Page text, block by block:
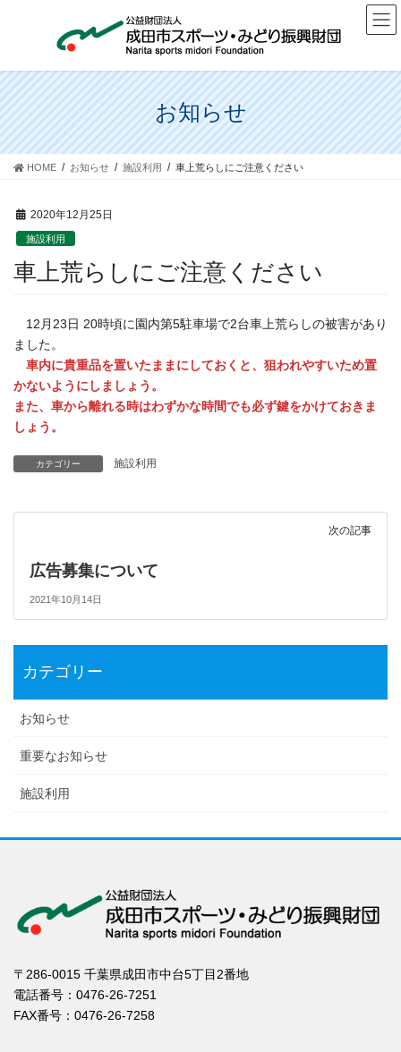
ツ
に
移
動
シ
ョ
ン
に
移
お知らせ
HOME お知らせ 施設利用 車上荒らしにご注意ください
2020年12月25日
施設利用
車上荒らしにご注意ください
12月23日 20時頃に園内第5駐車場で2台車上荒らしの被害があり
ました。
車内に貴重品を置いたままにしておくと、狙われやすいため置
かないようにしましょう。
また、車から離れる時はわずかな時間でも必ず鍵をかけておきま
しょう。
カテゴリー 施設利用
次の記事
広告募集について
2021年10月14日
カテゴリー
お知らせ
重要なお知らせ
施設利用
〒286-0015 千葉県成田市中台5丁目2番地
電話番号：0476-26-7251
FAX番号：0476-26-7258